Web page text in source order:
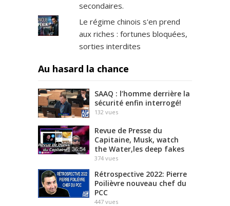
secondaires.
Le régime chinois s'en prend
aux riches : fortunes bloquées,
sorties interdites
Au hasard la chance
SAAQ : l’homme derrière la
sécurité enfin interrogé!
132 vues
36:54
Revue de Presse du
Capitaine, Musk, watch
the Water,les deep fakes
374 vues
Rétrospective 2022: Pierre
Poilièvre nouveau chef du
PCC
447 vues